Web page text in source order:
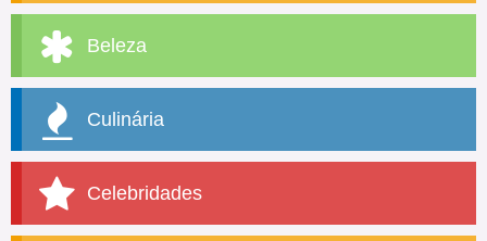
Beleza
Culinária
Celebridades